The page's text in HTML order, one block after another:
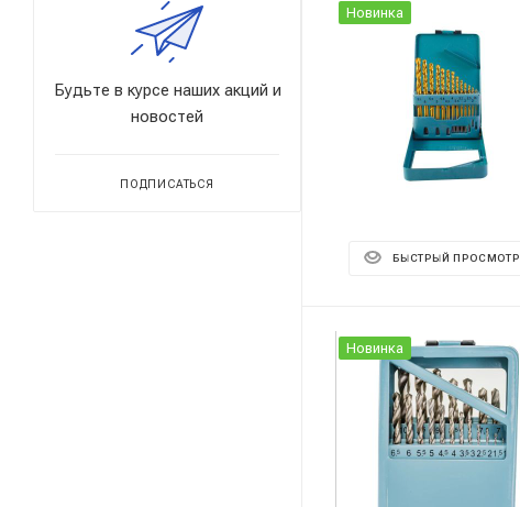
Новинка
БЫСТРЫЙ ПРОСМОТР
Новинка
Будьте в курсе наших акций и
новостей
ПОДПИСАТЬСЯ